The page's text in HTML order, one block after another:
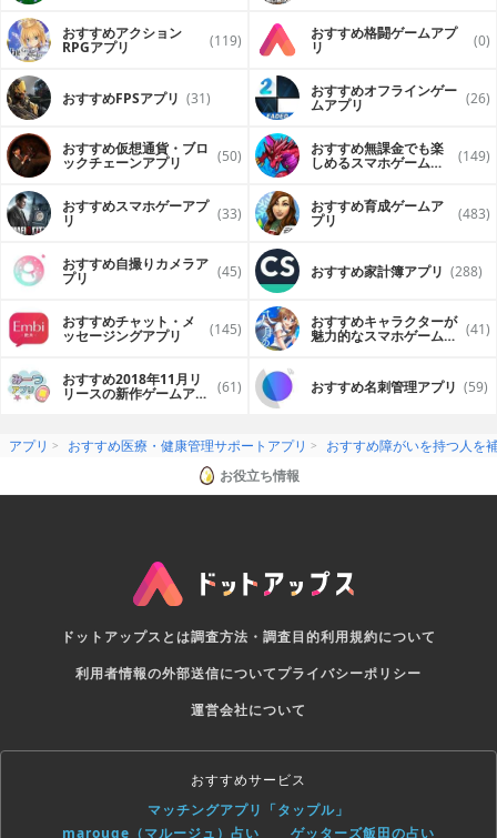
おすすめアクション
RPGアプリ (119) おすすめ格闘ゲームアプ
リ (0)
おすすめFPSアプリ (31) おすすめオフラインゲー
ムアプリ (26)
おすすめ仮想通貨・ブロ
ックチェーンアプリ (50) おすすめ無課金でも楽
しめるスマホゲームア (149)
おすすめスマホゲーアプ
リ (33) おすすめ育成ゲームア
プリ (483)
おすすめ自撮りカメラア
プリ (45) おすすめ家計簿アプリ (288)
おすすめチャット・メ
ッセージングアプリ (145) おすすめキャラクターが
魅力的なスマホゲームア (41)
おすすめ2018年11月リ
リースの新作ゲームアプ (61) おすすめ名刺管理アプリ (59)
アプリ おすすめ医療・健康管理サポートアプリ
おすすめ障がいを持つ人を
お役立ち情報
ドットアップスとは調査方法・調査目的利用規約について
利用者情報の外部送信についてプライバシーポリシー
運営会社について
おすすめサービス
マッチングアプリ「タップル」
marouge（マルージュ）占い
ゲッターズ飯田の占い